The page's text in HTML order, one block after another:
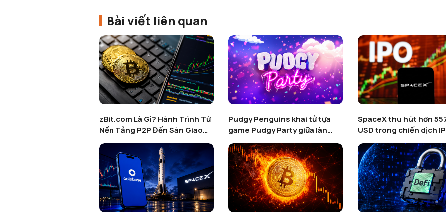
Bài viết liên quan
zBit.com Là Gì? Hành Trình Từ
Nền Tảng P2P Đến Sàn Giao
Dịch Tài Sản Số Toàn Diện
Pudgy Penguins khai tử tựa
game Pudgy Party giữa làn
sóng thanh lọc Web3 Gaming
SpaceX thu hút hơn
USD trong chiến dịch
token hoá trên